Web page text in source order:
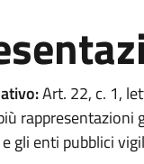
Art. 22, c. 1,
rappresentazioni
gli enti pubblici